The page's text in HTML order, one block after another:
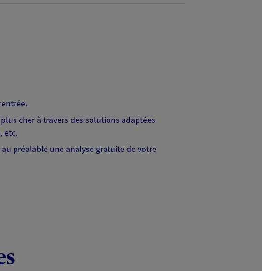
cher à travers des solutions adaptées
etc.
préalable une analyse gratuite de votre